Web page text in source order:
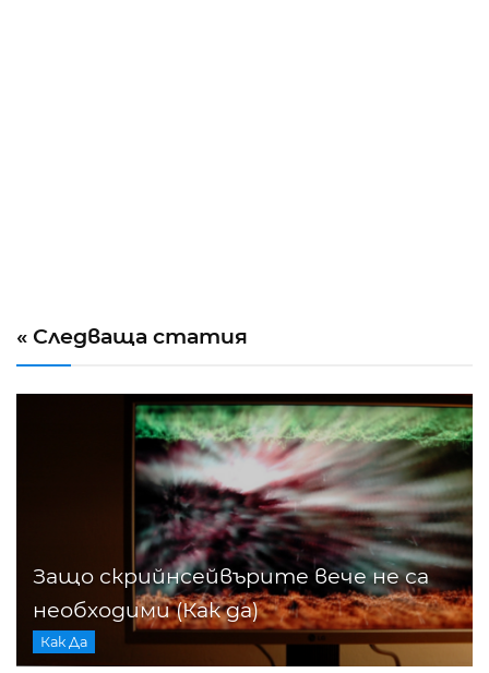
« Следваща статия
Защо скрийнсейвърите вече не са
необходими (Как да)
Как Да